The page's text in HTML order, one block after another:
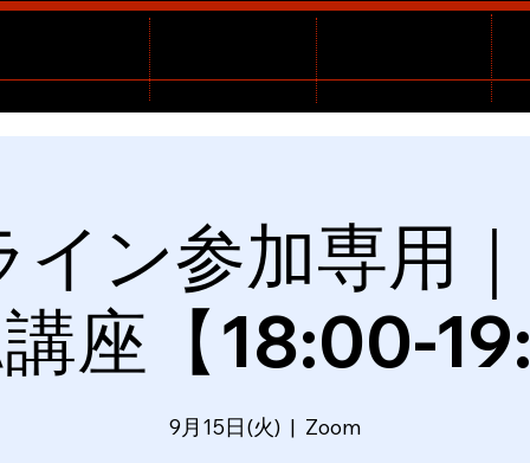
イン参加専用
座【18:00-
9月15日(火)
  |
Zoom